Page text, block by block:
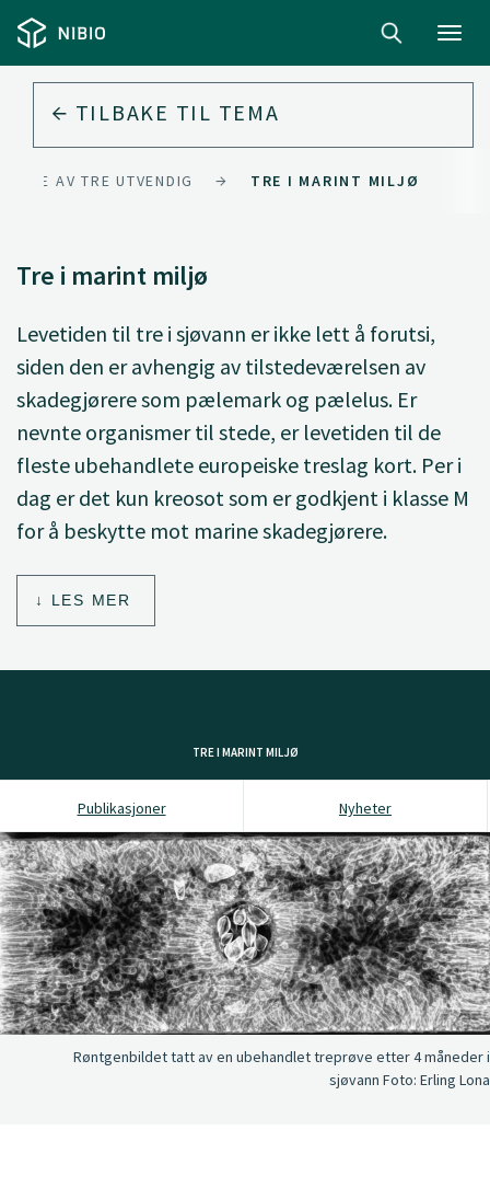
TILBAKE TIL TEMA
AV TRE UTVENDIG TRE I MARINT MILJØ
Tre i marint miljø
Levetiden til tre i sjøvann er ikke lett å forutsi,
siden den er avhengig av tilstedeværelsen av
skadegjørere som pælemark og pælelus. Er
nevnte organismer til stede, er levetiden til de
fleste ubehandlete europeiske treslag kort. Per i
dag er det kun kreosot som er godkjent i klasse M
for å beskytte mot marine skadegjørere.
LES MER
TRE I MARINT MILJØ
Publikasjoner Nyheter
Røntgenbildet tatt av en ubehandlet treprøve etter 4 måneder i
sjøvann Foto: Erling Lona